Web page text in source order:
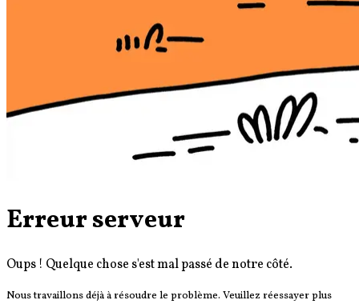
Erreur serveur
Oups ! Quelque chose s'est mal passé de notre côté.
Nous travaillons déjà à résoudre le problème. Veuillez réessayer plus